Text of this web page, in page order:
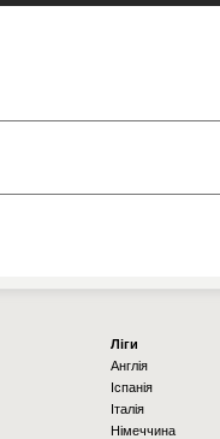
Ліги
Англія
Іспанія
Італія
Німеччина